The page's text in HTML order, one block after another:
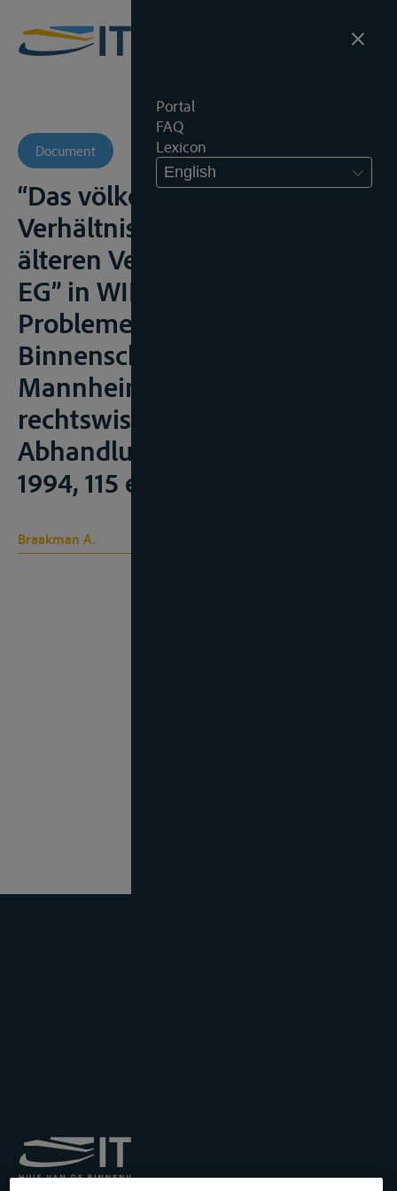
Portal
FAQ
Lexicon
English
Document
“Das völkerrechtliche
Verhältnis des EWGV zu
älteren Verträgen aus sicht der
EG” in WIESE, G. (ed.),
Probleme des
Binnenschiffahrtsrechts, VII,
Mannheimer
rechtswissenschaftliche
Abhandlungen, Heidelberg,
1994, 115 e.v.
Braakman A.